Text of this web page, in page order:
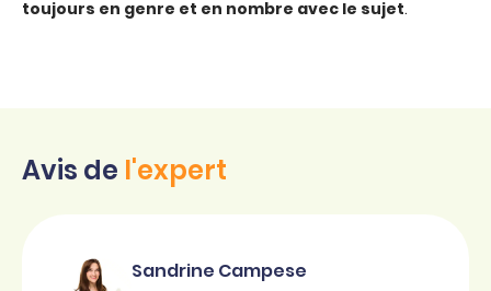
toujours en genre et en nombre avec le sujet.
Avis de l'expert
Sandrine Campese